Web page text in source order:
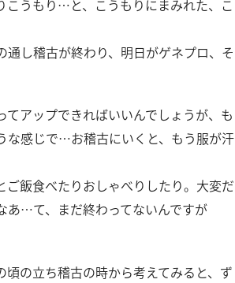
こうもり…と、こうもりにまみれた、こ
通し稽古が終わり、明日がゲネプロ、そ
てアップできればいいんでしょうが、も
な感じで…お稽古にいくと、もう服が汗
ご飯食べたりおしゃべりしたり。大変だ
あ…て、まだ終わってないんですが
頃の立ち稽古の時から考えてみると、ず